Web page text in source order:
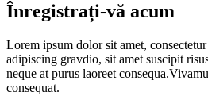
Înregistrați-vă acum
Lorem ipsum dolor sit amet,
adipiscing gravdio, sit amet suscipit
neque at purus laoreet
consequat.